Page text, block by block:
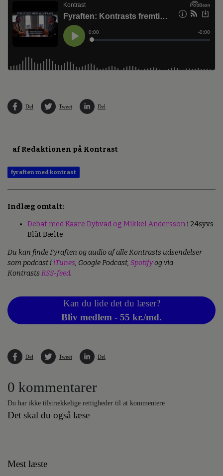
Del Tweet Del
af Redaktionen på Kontrast
fyraften med kontrast
Indlæg omtalt:
Debat med Kaare Dybvad og Mikkel Andersson i 24syvs
Blåt Bælte
Du kan finde Fyraften og audio af alle Kontrasts udsendelser
som podcast i iTunes, Google Podcast, Spotifyog via
KontrastsRSS-feed.
Kan du lide det du læser?
Bliv medlem - 55 kr./md.
Del Tweet Del
0 kommentarer
Du har ikke tilstrækkelige rettigheder til at kommentere
Det skal du også læse
Mest læste